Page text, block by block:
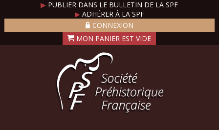
▶ PUBLIER DANS LE BULLETIN DE LA SPF
▶ADHÉRER À LA SPF
CONNEXION